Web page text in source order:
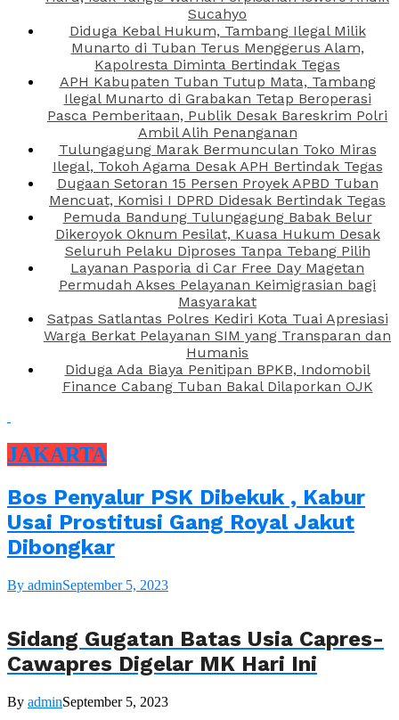
Sucahyo
Diduga Kebal Hukum, Tambang Ilegal Milik
Munarto di Tuban Terus Menggerus Alam,
Kapolresta Diminta Bertindak Tegas
APH Kabupaten Tuban Tutup Mata, Tambang
Ilegal Munarto di Grabakan Tetap Beroperasi
Pasca Pemberitaan, Publik Desak Bareskrim Polri
Ambil Alih Penanganan
Tulungagung Marak Bermunculan Toko Miras
Ilegal, Tokoh Agama Desak APH Bertindak Tegas
Dugaan Setoran 15 Persen Proyek APBD Tuban
Mencuat, Komisi I DPRD Didesak Bertindak Tegas
Pemuda Bandung Tulungagung Babak Belur
Dikeroyok Oknum Pesilat, Kuasa Hukum Desak
Seluruh Pelaku Diproses Tanpa Tebang Pilih
Layanan Pasporia di Car Free Day Magetan
Permudah Akses Pelayanan Keimigrasian bagi
Masyarakat
Satpas Satlantas Polres Kediri Kota Tuai Apresiasi
Warga Berkat Pelayanan SIM yang Transparan dan
Humanis
Diduga Ada Biaya Penitipan BPKB, Indomobil
Finance Cabang Tuban Bakal Dilaporkan OJK
JAKARTA
Bos Penyalur PSK Dibekuk , Kabur
Usai Prostitusi Gang Royal Jakut
Dibongkar
By adminSeptember 5, 2023
Sidang Gugatan Batas Usia Capres-
Cawapres Digelar MK Hari Ini
By adminSeptember 5, 2023